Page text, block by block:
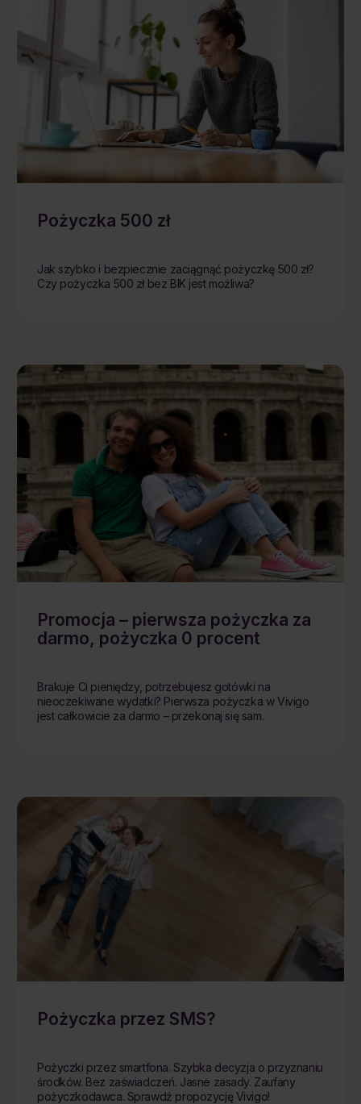
Pożyczka 500 zł
Jak szybko i bezpiecznie zaciągnąć pożyczkę 500 zł?
Czy pożyczka 500 zł bez BIK jest możliwa?
Promocja – pierwsza pożyczka za
darmo, pożyczka 0 procent
Brakuje Ci pieniędzy, potrzebujesz gotówki na
nieoczekiwane wydatki? Pierwsza pożyczka w Vivigo
jest całkowicie za darmo – przekonaj się sam.
Pożyczka przez SMS?
Pożyczki przez smartfona. Szybka decyzja o przyznaniu
środków. Bez zaświadczeń. Jasne zasady. Zaufany
pożyczkodawca. Sprawdź propozycję Vivigo!